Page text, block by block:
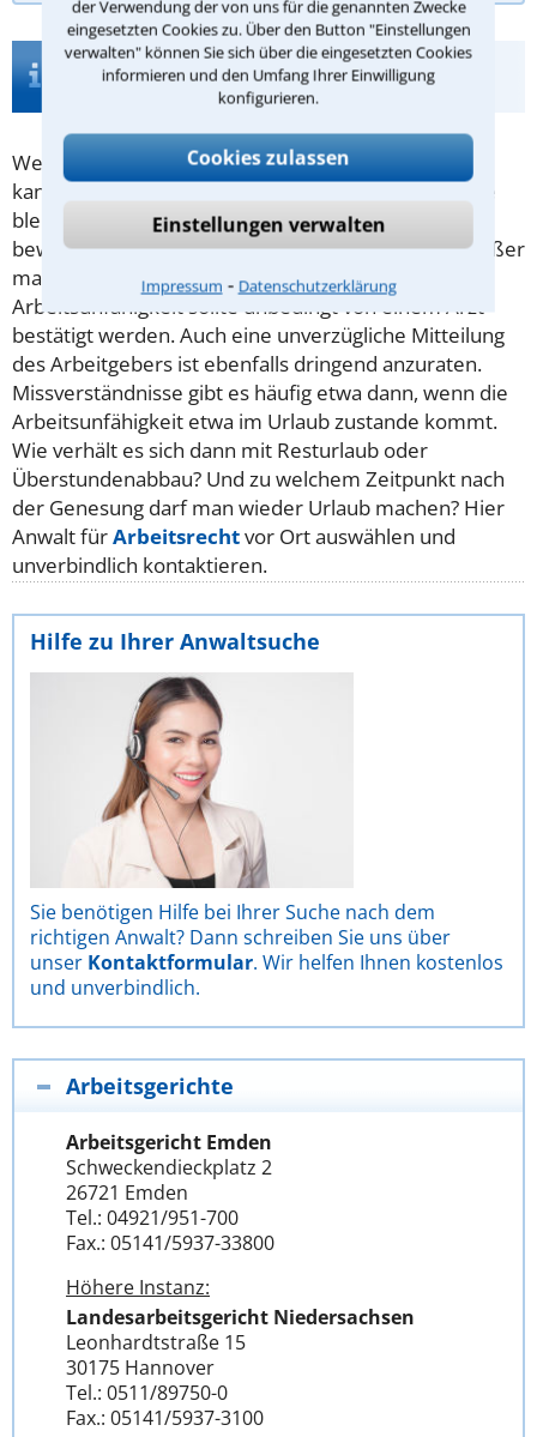
der Verwendung der von uns für die genannten Zwecke
eingesetzten Cookies zu. Über den Button "Einstellungen
verwalten" können Sie sich über die eingesetzten Cookies
informieren und den Umfang Ihrer Einwilligung
konfigurieren.
Cookies zulassen
Einstellungen verwalten
Impressum ⁃ Datenschutzerklärung
Infos zur Suche nach einem Anwalt für
Arbeitsunfähigkeit in Emden
Wen eine Krankheit ereilt, mit der er nicht arbeiten
kann, der darf wegenArbeitsunfähigkeitzu Hause
bleiben. Anders herum ist ein Bürojob nach wie
bewältigbar, wenn man das Bein gebrochen hat - außer
man trägt große Schmerzen davon. Eine
Arbeitsunfähigkeit sollte unbedingt von einem Arzt
bestätigt werden. Auch eine unverzügliche Mitteilung
des Arbeitgebers ist ebenfalls dringend anzuraten.
Missverständnisse gibt es häufig etwa dann, wenn die
Arbeitsunfähigkeit etwa im Urlaub zustande kommt.
Wie verhält es sich dann mit Resturlaub oder
Überstundenabbau? Und zu welchem Zeitpunkt nach
der Genesung darf man wieder Urlaub machen? Hier
Anwalt fürArbeitsrechtvor Ort auswählen und
unverbindlich kontaktieren.
Hilfe zu Ihrer Anwaltsuche
Sie benötigen Hilfe bei Ihrer Suche nach dem
richtigen Anwalt? Dann schreiben Sie uns über
unser Kontaktformular. Wir helfen Ihnen kostenlos
und unverbindlich.
Arbeitsgerichte
Arbeitsgericht Emden
Schweckendieckplatz 2
26721 Emden
Tel.: 04921/951-700
Fax.: 05141/5937-33800
Höhere Instanz:
Landesarbeitsgericht Niedersachsen
Leonhardtstraße 15
30175 Hannover
Tel.: 0511/89750-0
Fax.: 05141/5937-3100